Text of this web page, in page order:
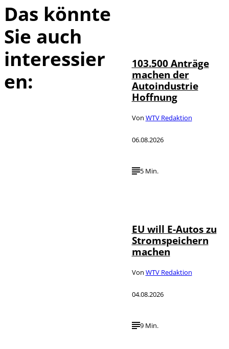
Das könnte
Sie auch
interessier
en:
103.500 Anträge
machen der
Autoindustrie
Hoffnung
Von WTV Redaktion
06.08.2026
5 Min.
EU will E-Autos zu
Stromspeichern
machen
Von WTV Redaktion
04.08.2026
9 Min.